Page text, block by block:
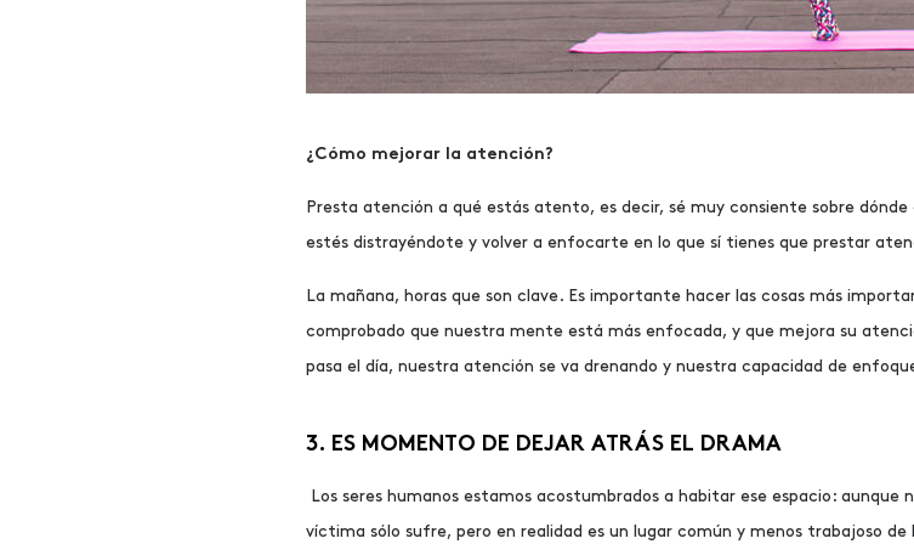
¿Cómo mejorar la atención?
Presta atención a qué estás atento, es decir, sé muy consiente sobre
estés distrayéndote y volver a enfocarte en lo que sí tienes que prestar
La mañana, horas que son clave. Es importante hacer las cosas más
comprobado que nuestra mente está más enfocada, y que mejora su
pasa el día, nuestra atención se va drenando y nuestra capacidad de
3. ES MOMENTO DE DEJAR ATRÁS EL DRAMA
Los seres humanos estamos acostumbrados a habitar ese espacio:
víctima sólo sufre, pero en realidad es un lugar común y menos trabajoso de